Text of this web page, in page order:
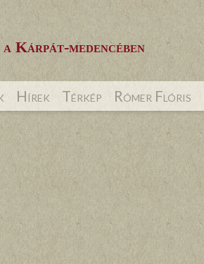
Kárpát-medencében
Hírek Térkép Rómer Flóris